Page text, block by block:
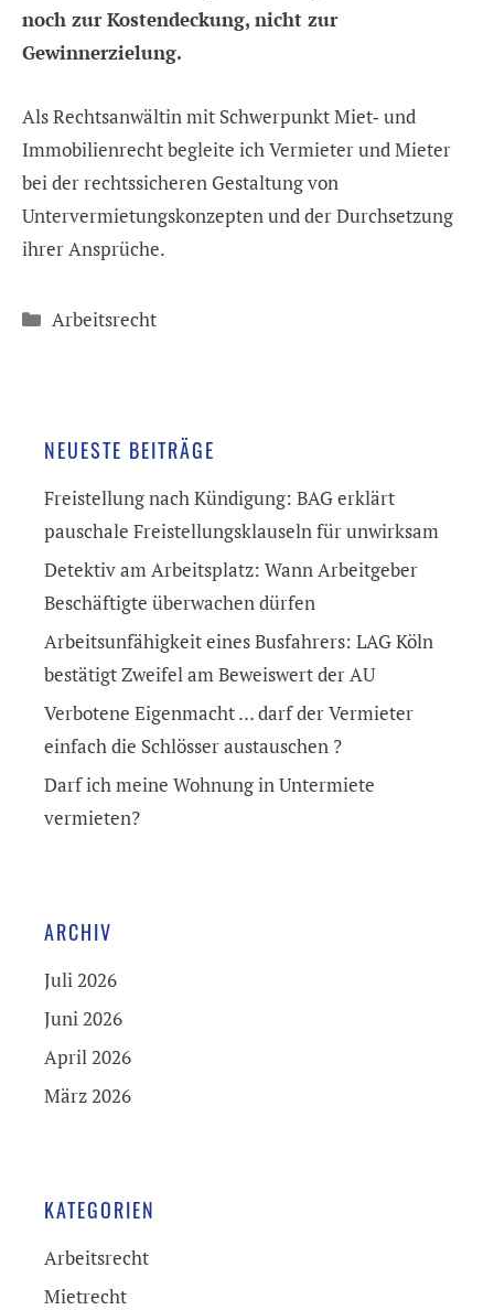
noch zur Kostendeckung, nicht zur
Gewinnerzielung.
Als Rechtsanwältin mit Schwerpunkt Miet‑ und
Immobilienrecht begleite ich Vermieter und Mieter
bei der rechtssicheren Gestaltung von
Untervermietungskonzepten und der Durchsetzung
ihrer Ansprüche.
Kategorien
Arbeitsrecht
NEUESTE BEITRÄGE
Freistellung nach Kündigung: BAG erklärt
pauschale Freistellungsklauseln für unwirksam
Detektiv am Arbeitsplatz: Wann Arbeitgeber
Beschäftigte überwachen dürfen
Arbeitsunfähigkeit eines Busfahrers: LAG Köln
bestätigt Zweifel am Beweiswert der AU
Verbotene Eigenmacht … darf der Vermieter
einfach die Schlösser austauschen ?
Darf ich meine Wohnung in Untermiete
vermieten?
ARCHIV
Juli 2026
Juni 2026
April 2026
März 2026
KATEGORIEN
Arbeitsrecht
Mietrecht